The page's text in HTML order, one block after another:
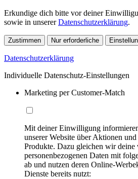
Erkundige dich bitte vor deiner
sowie in unsererDatenschutzerklärung.
Zustimmen Nur erforderliche
Datenschutzerklärung
Individuelle Datenschutz-Einstellungen
Marketing per Customer-Match
Mit deiner Einwilligung
unserer Website über Aktionen
Produkte. Dazu gleichen wir deine
personenbezogenen Daten mit
ab und nutzen deren Online-
Dienste bereits nutzt: